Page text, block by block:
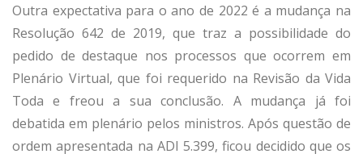
Outra expectativa para o ano de 2022 é a mudança na
Resolução 642 de 2019, que traz a possibilidade do
pedido de destaque nos processos que ocorrem em
Plenário Virtual, que foi requerido na Revisão da Vida
Toda e freou a sua conclusão. A mudança já foi
debatida em plenário pelos ministros. Após questão de
ordem apresentada na ADI 5.399, ficou decidido que os